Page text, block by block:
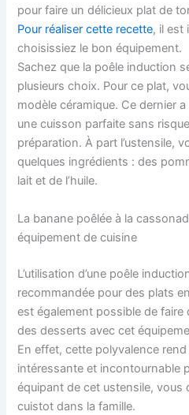
pour faire un délicieux plat de
Pour réaliser cette recette, il est
choisissiez le bon équipement.
Sachez que la poêle induction
plusieurs choix. Pour ce plat,
modèle céramique. Ce dernier
une cuisson parfaite sans
préparation. À part l’ustensile,
quelques ingrédients : des
lait et de l’huile.
La banane poêlée à la
équipement de cuisine
L’utilisation d’une poêle
recommandée pour des plats
est également possible de faire
des desserts avec cet
En effet, cette polyvalence
intéressante et incontournable
équipant de cet ustensile, vous
cuistot dans la famille.